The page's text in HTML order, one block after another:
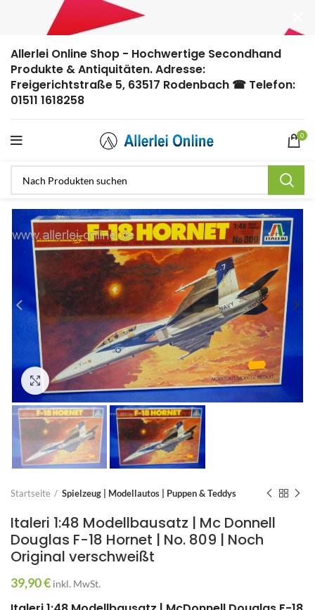
Allerlei Online Shop - Hochwertige Secondhand
Produkte & Antiquitäten. Adresse:
Freigerichtstraße 5, 63517 Rodenbach ☎ Telefon:
01511 1618258
0
Zum Vergrößern anklicken
Startseite Spielzeug | Modellautos | Puppen & Teddys
Italeri 1:48 Modellbausatz | Mc Donnell
Douglas F-18 Hornet | No. 809 | Noch
Original verschweißt
39,90€ inkl. MwSt.